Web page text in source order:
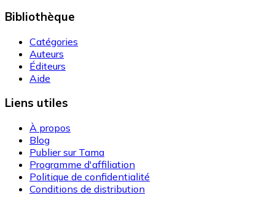
Bibliothèque
Catégories
Auteurs
Éditeurs
Aide
Liens utiles
À propos
Blog
Publier sur Tama
Programme d'affiliation
Politique de confidentialité
Conditions de distribution